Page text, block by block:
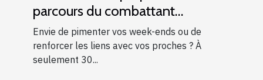
parcours du combattant
d’exception près d’Aix-en-
Provence !
Envie de pimenter vos week-ends ou de
renforcer les liens avec vos proches ? À
seulement 30...